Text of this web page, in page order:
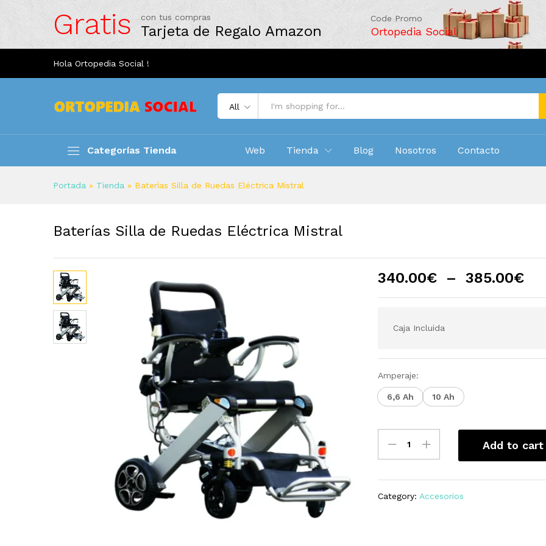
Gratis con tus compras
Tarjeta de Regalo Amazon
Code Promo
Ortopedia Social
Hola Ortopedia Social !
All
Categorías Tienda Web Tienda Blog Nosotros Contacto
Portada » Tienda » Baterías Silla de Ruedas Eléctrica Mistral
Baterías Silla de Ruedas Eléctrica Mistral
340.00€ – 385.00€
Caja Incluida
Amperaje:
6,6 Ah 10 Ah
de
Mistral
Add to cart
Category: Accesorios
Descripción Specification